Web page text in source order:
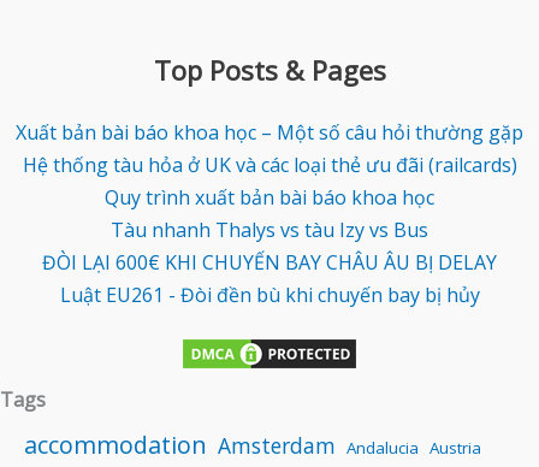
Top Posts & Pages
Xuất bản bài báo khoa học – Một số câu hỏi thường gặp
Hệ thống tàu hỏa ở UK và các loại thẻ ưu đãi (railcards)
Quy trình xuất bản bài báo khoa học
Tàu nhanh Thalys vs tàu Izy vs Bus
ĐÒI LẠI 600€ KHI CHUYẾN BAY CHÂU ÂU BỊ DELAY
Luật EU261 - Đòi đền bù khi chuyến bay bị hủy
Tags
accommodation Amsterdam Andalucia Austria